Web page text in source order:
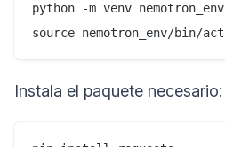
python -m venv nemotron_env
Instala el paquete necesario: